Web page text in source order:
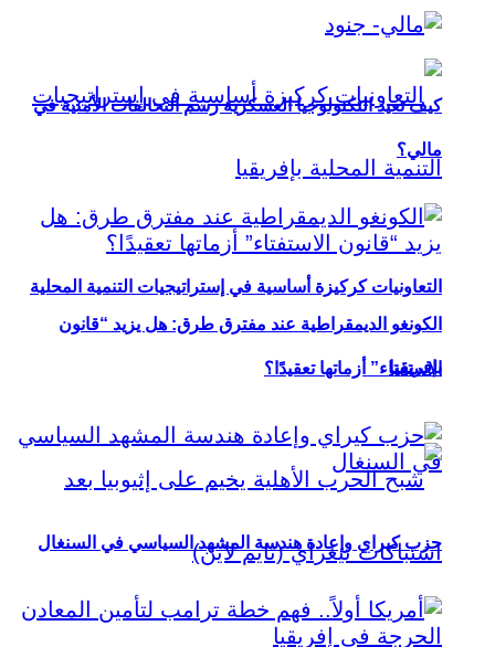
التعاونيات كركيزة أساسية في إستراتيجيات التنمية المحلية
بإفريقيا
كيف تعيد التكنولوجيا العسكرية رسم التحالفات الأمنية في
مالي؟
الكونغو الديمقراطية عند مفترق طرق: هل يزيد “قانون
الاستفتاء” أزماتها تعقيدًا؟
حزب كيراي وإعادة هندسة المشهد السياسي في السنغال